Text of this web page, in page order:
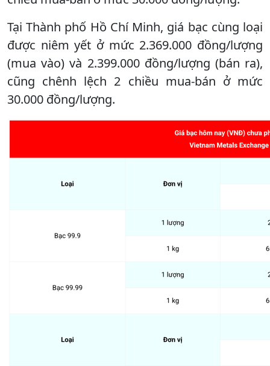
Tại Thành phố Hồ Chí Minh, giá bạc cùng loại
được niêm yết ở mức 2.369.000 đồng/lượng
(mua vào) và 2.399.000 đồng/lượng (bán ra),
cũng chênh lệch 2 chiều mua-bán ở mức
30.000 đồng/lượng.